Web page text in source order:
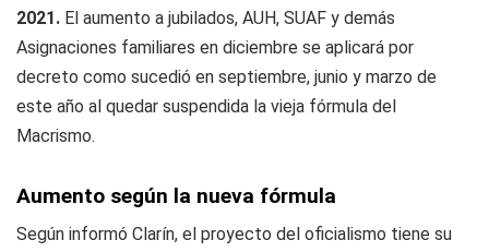
2021. El aumento a jubilados, AUH, SUAF y demás
Asignaciones familiares en diciembre se aplicará por
decreto como sucedió en septiembre, junio y marzo de
este año al quedar suspendida la vieja fórmula del
Macrismo.
Aumento según la nueva fórmula
Según informó Clarín, el proyecto del oficialismo tiene su